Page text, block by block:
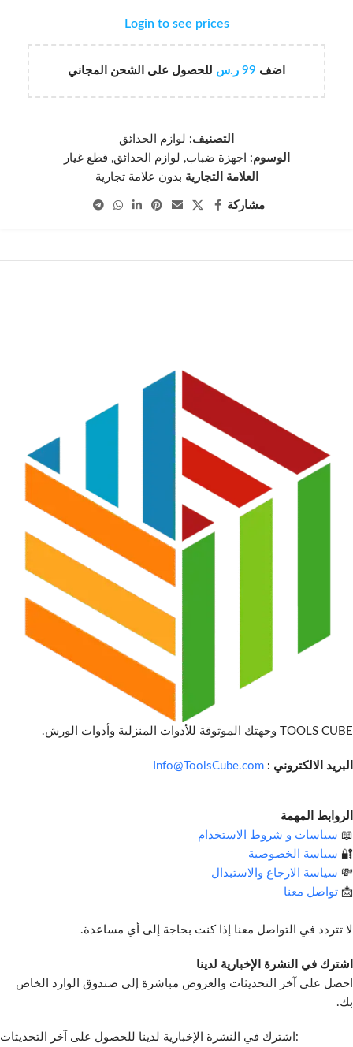
Login to see prices
اضف 99 ر.س للحصول على الشحن المجاني
التصنيف: لوازم الحدائق
الوسوم: اجهزة ضباب, لوازم الحدائق, قطع غيار
العلامة التجارية بدون علامة تجارية
مشاركة
TOOLS CUBE وجهتك الموثوقة للأدوات المنزلية وأدوات الورش.
البريد الالكتروني : Info@ToolsCube.com
الروابط المهمة
📖 سياسات و شروط الاستخدام
🔐 سياسة الخصوصية
💸 سياسة الارجاع والاستبدال
📩 تواصل معنا
لا تتردد في التواصل معنا إذا كنت بحاجة إلى أي مساعدة.
اشترك في النشرة الإخبارية لدينا
احصل على آخر التحديثات والعروض مباشرة إلى صندوق الوارد الخاص
بك.
اشترك في النشرة الإخبارية لدينا للحصول على آخر التحديثات: